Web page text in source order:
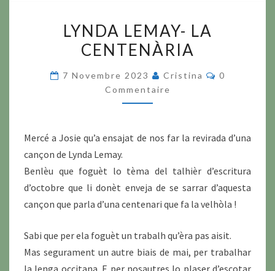
LEMAY-
LA
LYNDA LEMAY- LA
CENTENÀRIA
7 Novembre 2023 Cristina
0
Commentaire
Mercé a Josie qu’a ensajat de nos far la revirada d’una
cançon de Lynda Lemay.
Benlèu que foguèt lo tèma del talhièr d’escritura
d’octobre que li donèt enveja de se sarrar d’aquesta
cançon que parla d’una centenari que fa la velhòla !
Sabi que per ela foguèt un trabalh qu’èra pas aisit.
Mas segurament un autre biais de mai, per trabalhar
la lenga occitana. E per nosautres lo plaser d’escotar